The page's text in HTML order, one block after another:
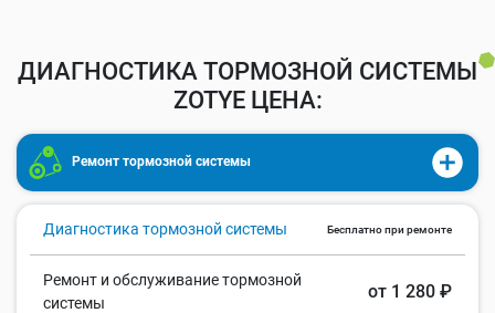
ДИАГНОСТИКА ТОРМОЗНОЙ СИСТЕМЫ
ZOTYE ЦЕНА:
Ремонт тормозной системы
Диагностика тормозной системы Бесплатно при ремонте
Ремонт и обслуживание тормозной
системы
от 1 280 ₽